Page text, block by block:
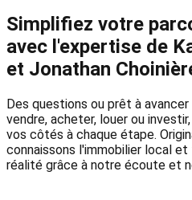
Simplifiez votre
avec l'expertise de
et Jonathan
Des questions ou prêt à avancer
vendre, acheter, louer ou
vos côtés à chaque étape.
connaissons l'immobilier local
réalité grâce à notre écoute et